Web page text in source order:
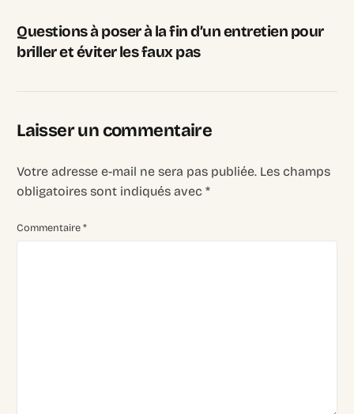
Questions à poser à la fin d’un entretien pour
briller et éviter les faux pas
Laisser un commentaire
Votre adresse e-mail ne sera pas publiée. Les champs
obligatoires sont indiqués avec*
Commentaire*